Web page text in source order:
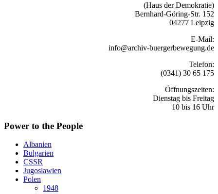
(Haus der Demokratie)
Bernhard-Göring-Str. 152
04277 Leipzig
E-Mail:
info@archiv-buergerbewegung.de
Telefon:
(0341) 30 65 175
Öffnungszeiten:
Dienstag bis Freitag
10 bis 16 Uhr
Power to the People
Albanien
Bulgarien
CSSR
Jugoslawien
Polen
1948